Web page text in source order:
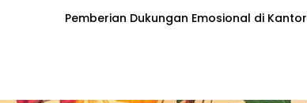
Pemberian Dukungan Emosional di Kantor